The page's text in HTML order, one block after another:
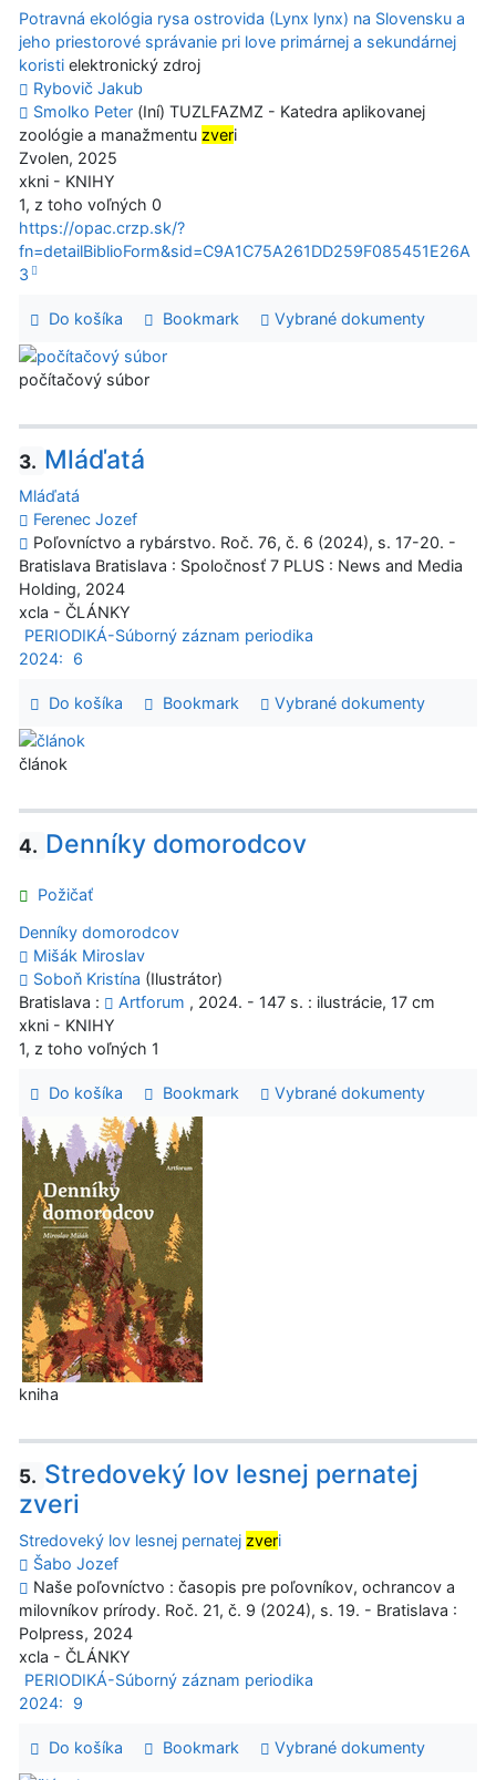
Potravná ekológia rysa ostrovida (Lynx lynx) na Slovensku a
jeho priestorové správanie pri love primárnej a sekundárnej
koristi elektronický zdroj
Rybovič Jakub
Smolko Peter (Iní) TUZLFAZMZ - Katedra aplikovanej
zoológie a manažmentu zveri
Zvolen, 2025
xkni - KNIHY
1, z toho voľných 0
https://opac.crzp.sk/?
fn=detailBiblioForm&sid=C9A1C75A261DD259F085451E26A
3
Do košíka Bookmark Vybrané dokumenty
počítačový súbor
3. Mláďatá
Mláďatá
Ferenec Jozef
Poľovníctvo a rybárstvo. Roč. 76, č. 6 (2024), s. 17-20. -
Bratislava Bratislava : Spoločnosť 7 PLUS : News and Media
Holding, 2024
xcla - ČLÁNKY
PERIODIKÁ-Súborný záznam periodika
2024:
6
Do košíka Bookmark Vybrané dokumenty
článok
4. Denníky domorodcov
Požičať
Denníky domorodcov
Mišák Miroslav
Soboň Kristína (Ilustrátor)
Bratislava :
Artforum , 2024. - 147 s. : ilustrácie, 17 cm
xkni - KNIHY
1, z toho voľných 1
Do košíka Bookmark Vybrané dokumenty
kniha
5. Stredoveký lov lesnej pernatej
zveri
Stredoveký lov lesnej pernatej zveri
Šabo Jozef
Naše poľovníctvo : časopis pre poľovníkov, ochrancov a
milovníkov prírody. Roč. 21, č. 9 (2024), s. 19. - Bratislava :
Polpress, 2024
xcla - ČLÁNKY
PERIODIKÁ-Súborný záznam periodika
2024:
9
Do košíka Bookmark Vybrané dokumenty